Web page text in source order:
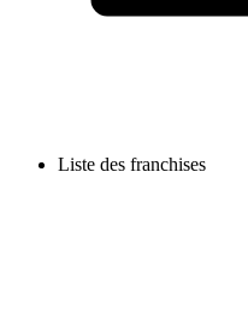
Liste des franchises